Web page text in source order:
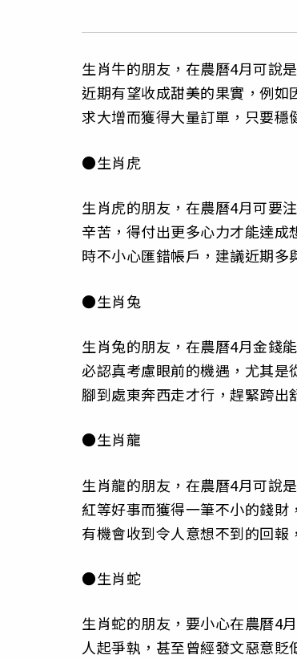
生肖牛的朋友，在農曆4月可說
近期有望收成甜美的果實，例
求大增而獲得大量訂單，只要穩
●生肖虎
生肖虎的朋友，在農曆4月可要
辛苦，得付出更多心力才能達
時不小心匯錯帳戶，建議近期
●生肖兔
生肖兔的朋友，在農曆4月金錢
必認真考慮眼前的機遇，尤其
腳到處東奔西走才行，趕緊跨出
●生肖龍
生肖龍的朋友，在農曆4月可說
紅等好事而獲得一筆不小的錢
有機會收到令人意想不到的回報
●生肖蛇
生肖蛇的朋友，要小心在農曆4
人起爭執，甚至曾經發文惡意